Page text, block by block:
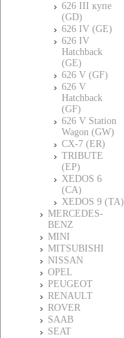
626 III купе
(GD)
626 IV (GE)
626 IV
Hatchback
(GE)
626 V (GF)
626 V
Hatchback
(GF)
626 V Station
Wagon (GW)
CX-7 (ER)
TRIBUTE
(EP)
XEDOS 6
(CA)
XEDOS 9 (TA)
MERCEDES-
BENZ
MINI
MITSUBISHI
NISSAN
OPEL
PEUGEOT
RENAULT
ROVER
SAAB
SEAT